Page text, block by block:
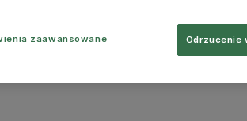
zaawansowane Odrzucenie